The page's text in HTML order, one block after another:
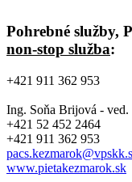
Pohrebné služby,
non-stop služba:
+421 911 362 953
Ing. Soňa Brijová - ved.
+421 52 452 2464
+421 911 362 953
www.pietakezmarok.sk